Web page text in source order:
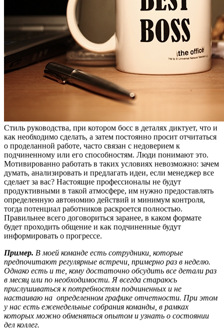
Стиль руководства, при котором босс в деталях диктует, что и
как необходимо сделать, а затем постоянно просит отчитаться
о проделанной работе, часто связан с недоверием к
подчиненному или его способностям. Люди понимают это.
Мотивированно работать в таких условиях невозможно: зачем
думать, анализировать и предлагать идеи, если менеджер все
сделает за вас? Настоящие профессионалы не будут
продуктивными в такой атмосфере, им нужно предоставлять
определенную автономию действий и минимум контроля,
тогда потенциал работников раскроется полностью.
Правильнее всего договориться заранее, в каком формате
будет проходить общение и как подчиненные будут
информировать о прогрессе.
Пример. В моей команде есть сотрудники, которые
предпочитают регулярные встречи, примерно раз в неделю.
Однако есть и те, кому достаточно обсудить все детали раз
в месяц или по необходимости. Я всегда стараюсь
прислушиваться к потребностям подчиненных и не
настаиваю на определенном графике отчетности. При этом
у нас есть еженедельные собрания команды, в рамках
которых можно обменяться опытом и узнать о состоянии
дел коллег.